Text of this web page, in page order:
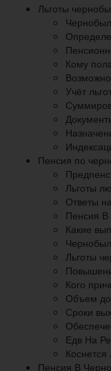
Льготы
Кому
Учёт
Пенсия по
Льготы
Ответы
Пенсия В
Какие
Льготы
Кого
Объем
Сроки
Едв На
Пенсия В